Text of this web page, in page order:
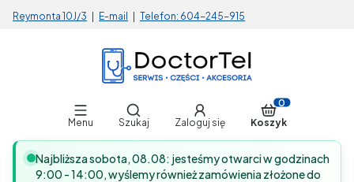
Reymonta 10J/3 E-mail Telefon: 604-245-915
Menu
Otwórz wyszukiwarkę
Szukaj Zaloguj się
Produkty w
Koszyk
Najbliższa sobota, 08.08: jesteśmy otwarci w godzinach
9:00 - 14:00, wyślemy również zamówienia złożone do